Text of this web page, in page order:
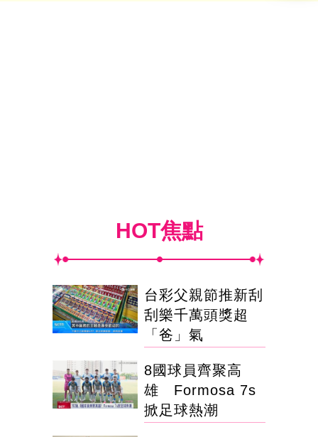
HOT焦點
台彩父親節推新刮
刮樂千萬頭獎超
「爸」氣
8國球員齊聚高
雄 Formosa 7s
掀足球熱潮